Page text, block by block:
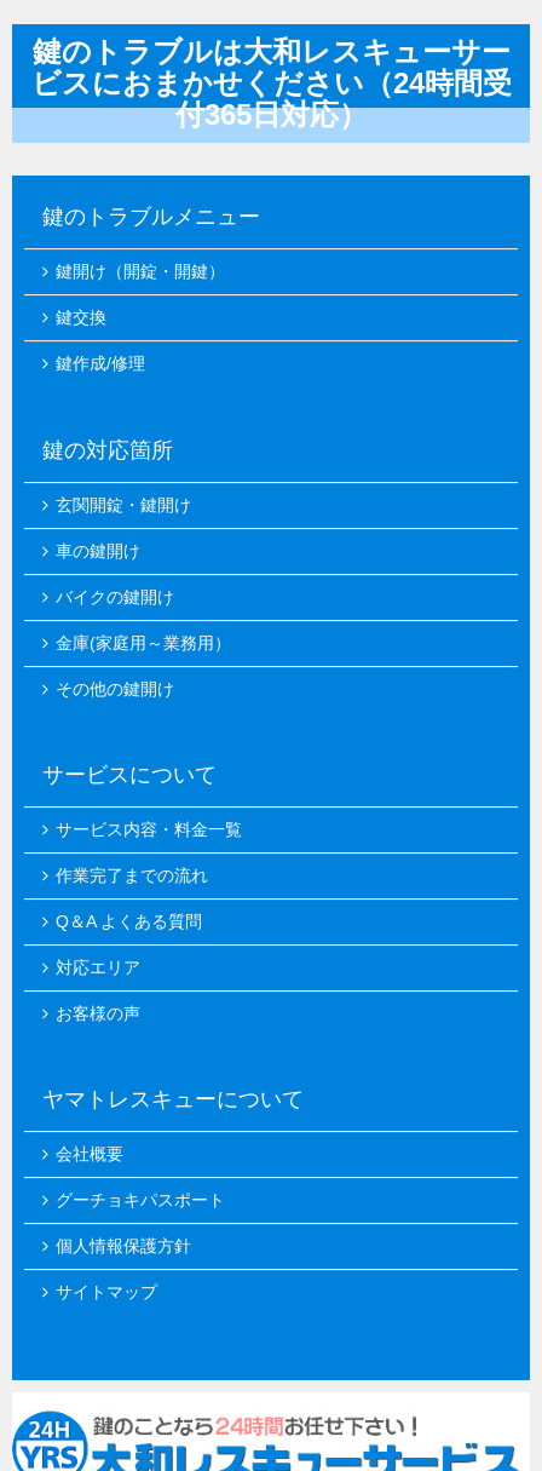
鍵のトラブルは大和レスキューサー
ビスにおまかせください（24時間受
付365日対応）
鍵のトラブルメニュー
鍵開け（開錠・開鍵）
鍵交換
鍵作成/修理
鍵の対応箇所
玄関開錠・鍵開け
車の鍵開け
バイクの鍵開け
金庫(家庭用～業務用）
その他の鍵開け
サービスについて
サービス内容・料金一覧
作業完了までの流れ
Q＆A よくある質問
対応エリア
お客様の声
ヤマトレスキューについて
会社概要
グーチョキパスポート
個人情報保護方針
サイトマップ